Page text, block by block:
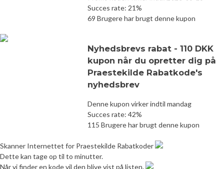
Succes rate: 21%
69 Brugere har brugt denne kupon
Nyhedsbrevs rabat - 110 DKK
kupon når du opretter dig på
Praestekilde Rabatkode's
nyhedsbrev
Denne kupon virker indtil mandag
Succes rate: 42%
115 Brugere har brugt denne kupon
Skanner Internettet for Praestekilde Rabatkoder
Dette kan tage op til to minutter.
Når vi finder en kode vil den blive vist på listen.